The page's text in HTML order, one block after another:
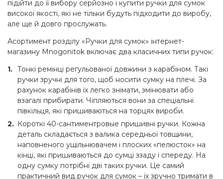
підійти до її вибору серйозно і купити ручки для сумок
високої якості, які не тільки будуть підходити до виробу,
але ще й довго прослужать.
Асортимент розділу «Ручки для сумок» інтернет-
магазину Mnogonitok включає два класичних типи ручок:
Тонкі ремінці регульованої довжини з карабіном. Такі
ручки зручні для того, щоб носити сумку на плечі. За
рахунок карабінів їх легко знімати, змінювати або
взагалі прибирати. Чіпляються вони за спеціальні
півкільця, які пришиваються на торцях вироби.
Короткі 40-сантиментровые пришивні ручки. Кожна
деталь складається з валика середньої товщини,
наповненого ущільнювачем і плоских «пелюсток» на
кінці, які пришиваються до сумці ззаду і спереду. На
одну сумку потрібні дві таких ручки. Це самий
практичний вид ручок для сумок – їх зручно тримати в